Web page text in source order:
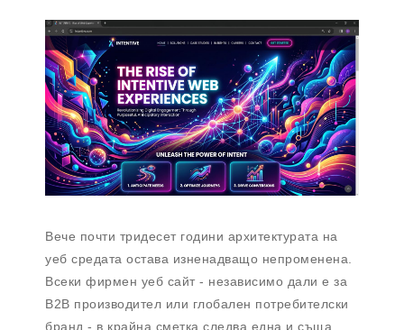
Вече почти тридесет години архитектурата на
уеб средата остава изненадващо непроменена.
Всеки фирмен уеб сайт - независимо дали е за
B2B производител или глобален потребителски
бранд - в крайна сметка следва една и съща